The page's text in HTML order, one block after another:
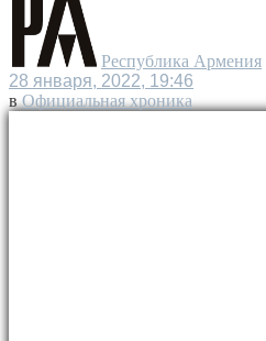
Республика Армения
28 января, 2022, 19:46
в Официальная хроника